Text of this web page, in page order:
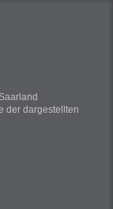
der dargestellten